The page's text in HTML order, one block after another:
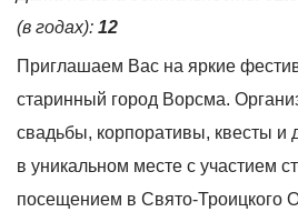
(в годах): 12
Приглашаем Вас на яркие
старинный город Ворсма.
свадьбы, корпоративы, квесты и
в уникальном месте с участием
посещением в Свято-Троицкого